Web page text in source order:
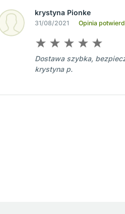
krystyna Pionke
31/08/2021 Opinia
Dostawa szybka,
krystyna p.